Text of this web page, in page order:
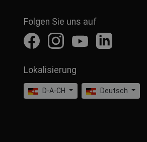
Folgen Sie uns auf
Lokalisierung
D-A-CH Deutsch